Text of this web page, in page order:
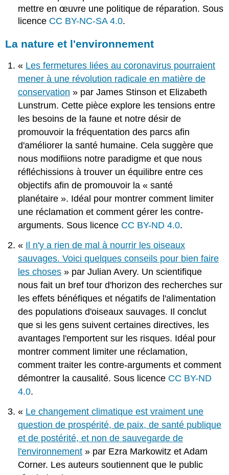
mettre en œuvre une politique de réparation. Sous
licence CC BY-NC-SA 4.0.
La nature et l'environnement
« Les fermetures liées au coronavirus pourraient
mener à une révolution radicale en matière de
conservation » par James Stinson et Elizabeth
Lunstrum. Cette pièce explore les tensions entre
les besoins de la faune et notre désir de
promouvoir la fréquentation des parcs afin
d'améliorer la santé humaine. Cela suggère que
nous modifiions notre paradigme et que nous
réfléchissions à trouver un équilibre entre ces
objectifs afin de promouvoir la « santé
planétaire ». Idéal pour montrer comment limiter
une réclamation et comment gérer les contre-
arguments. Sous licence CC BY-ND 4.0.
« Il n'y a rien de mal à nourrir les oiseaux
sauvages. Voici quelques conseils pour bien faire
les choses » par Julian Avery. Un scientifique
nous fait un bref tour d'horizon des recherches sur
les effets bénéfiques et négatifs de l'alimentation
des populations d'oiseaux sauvages. Il conclut
que si les gens suivent certaines directives, les
avantages l'emportent sur les risques. Idéal pour
montrer comment limiter une réclamation,
comment traiter les contre-arguments et comment
démontrer la causalité. Sous licence CC BY-ND
4.0.
« Le changement climatique est vraiment une
question de prospérité, de paix, de santé publique
et de postérité, et non de sauvegarde de
l'environnement » par Ezra Markowitz et Adam
Corner. Les auteurs soutiennent que le public